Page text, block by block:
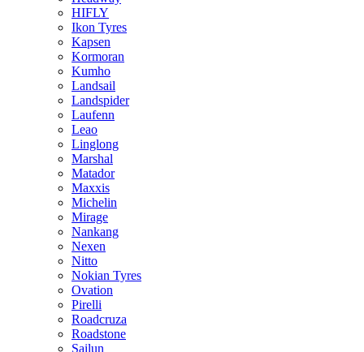
HIFLY
Ikon Tyres
Kapsen
Kormoran
Kumho
Landsail
Landspider
Laufenn
Leao
Linglong
Marshal
Matador
Maxxis
Michelin
Mirage
Nankang
Nexen
Nitto
Nokian Tyres
Ovation
Pirelli
Roadcruza
Roadstone
Sailun